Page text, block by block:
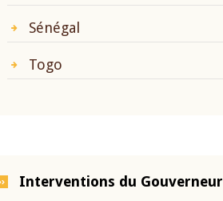
Sénégal
Togo
Interventions du Gouverneur